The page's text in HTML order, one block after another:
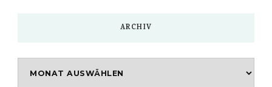
ARCHIV